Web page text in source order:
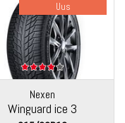
Uus
Nexen
Winguard ice 3